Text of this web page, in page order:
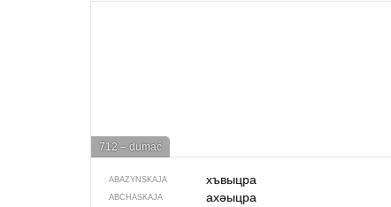
712 – dumać
ABAZYNSKAJA хъвыцра
ABCHASKAJA ахәыцра